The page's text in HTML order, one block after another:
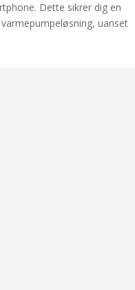
Dette sikrer dig en
uanset